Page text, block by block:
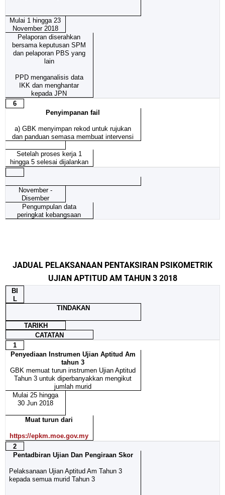
Mulai 1 hingga 23
November 2018
Pelaporan diserahkan
bersama keputusan SPM
dan pelaporan PBS yang
lain
PPD menganalisis data
IKK dan menghantar
kepada JPN
6
Penyimpanan fail
a) GBK menyimpan rekod untuk rujukan
dan panduan semasa membuat intervensi
Setelah proses kerja 1
hingga 5 selesai dijalankan
November -
Disember
Pengumpulan data
peringkat kebangsaan
JADUAL PELAKSANAAN PENTAKSIRAN PSIKOMETRIK
UJIAN APTITUD AM TAHUN 3 2018
BI
L
TINDAKAN
TARIKH
CATATAN
1
Penyediaan Instrumen Ujian Aptitud Am
tahun 3
GBK memuat turun instrumen Ujian Aptitud
Tahun 3 untuk diperbanyakkan mengikut
jumlah murid
Mulai 25 hingga
30 Jun 2018
Muat turun dari
https://epkm.moe.gov.my
2
Pentadbiran Ujian Dan Pengiraan Skor
Pelaksanaan Ujian Aptitud Am Tahun 3
kepada semua murid Tahun 3